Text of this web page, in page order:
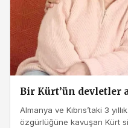
Bir Kürt’ün devletler
Almanya ve Kıbrıs’taki 3
özgürlüğüne kavuşan Kürt